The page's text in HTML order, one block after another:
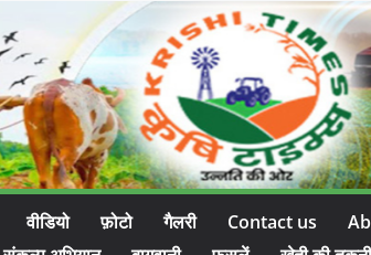
वीडियो फ़ोटो गैलरी Contact us